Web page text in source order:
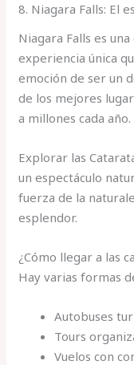
8. Niagara Falls: El
Niagara Falls es
experiencia única
emoción de ser un
de los mejores
a millones cada año.
Explorar las
un espectáculo
fuerza de la
esplendor.
¿Cómo llegar a las
Hay varias formas
Autobuses
Tours
Vuelos con